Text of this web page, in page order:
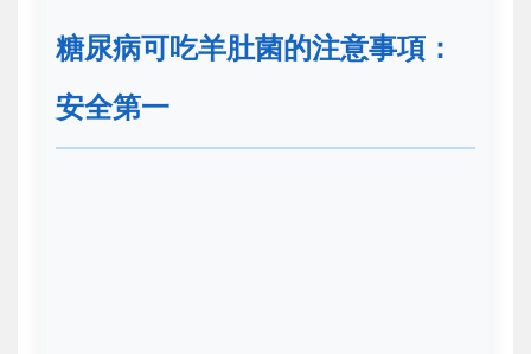
糖尿病可吃羊肚菌的注意事項：
安全第一